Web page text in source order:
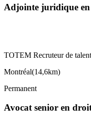
Adjointe juridique en
TOTEM Recruteur de talent
Montréal(14,6km)
Permanent
Avocat senior en